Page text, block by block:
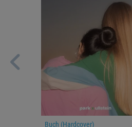
Buch (Hardcover)